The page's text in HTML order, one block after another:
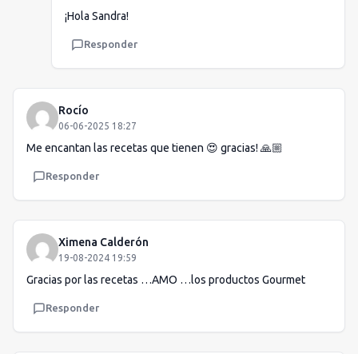
¡Hola Sandra!
Responder
Rocío
06-06-2025 18:27
Me encantan las recetas que tienen 😍 gracias! 🙏🏼
Responder
Ximena Calderón
19-08-2024 19:59
Gracias por las recetas …AMO …los productos Gourmet
Responder